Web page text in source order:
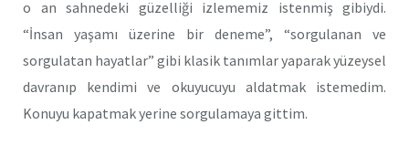
o an sahnedeki güzelliği izlememiz istenmiş gibiydi.
“İnsan yaşamı üzerine bir deneme”, “sorgulanan ve
sorgulatan hayatlar” gibi klasik tanımlar yaparak yüzeysel
davranıp kendimi ve okuyucuyu aldatmak istemedim.
Konuyu kapatmak yerine sorgulamaya gittim.